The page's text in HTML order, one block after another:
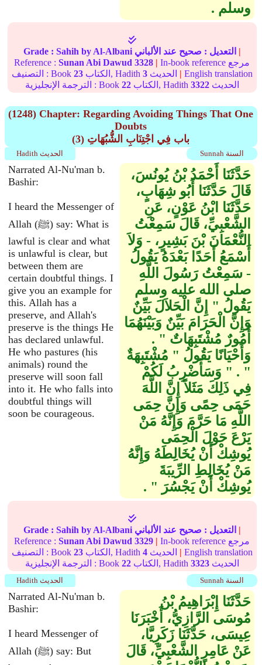
وسلم ‏.‏
Grade : Sahih by Al-Albani التعديل : صحيح عند الألباني
|
Reference :Sunan Abi Dawud 3328 | In-book reference مرجع
التصنيف : Book 23 الكتاب, Hadith 3 | English translation
الترجمة الإنجليزية : Book 22 الكتاب, Hadith 3322 الحديث
(1248) Chapter: Regarding Avoiding Things That One
Doubts
(3) باب فِي اجْتِنَابِ الشُّبُهَاتِ
Sunnah السنة Hadith الحديث
Narrated Al-Nu'man b.
Bashir:
I heard the Messenger of
Allah (ﷺ) say: What is
lawful is clear and what
is unlawful is clear, but
between them are
certain doubtful things. I
give you an example for
this. Allah has a
preserve, and Allah's
preserve is the things He
has declared unlawful.
He who pastures (his
animals) round the
preserve will soon fall
into it. He who falls into
doubtful things will
soon be courageous.
حَدَّثَنَا أَحْمَدُ بْنُ يُونُسَ،
قَالَ حَدَّثَنَا أَبُو شِهَابٍ،
حَدَّثَنَا ابْنُ عَوْنٍ، عَنِ
الشَّعْبِيِّ، قَالَ سَمِعْتُ
النُّعْمَانَ بْنَ بَشِيرٍ، - وَلاَ
أَسْمَعُ أَحَدًا بَعْدَهُ يَقُولُ
- سَمِعْتُ رَسُولَ اللَّهِ
صلى الله عليه وسلم
يَقُولُ ‏"‏ إِنَّ الْحَلاَلَ بَيِّنٌ
وَإِنَّ الْحَرَامَ بَيِّنٌ وَبَيْنَهُمَا
أُمُورٌ مُشْتَبِهَاتٌ ‏"‏ ‏.‏
وَأَحْيَانًا يَقُولُ ‏"‏ مُشْتَبِهَةٌ
‏"‏ ‏.‏ ‏"‏ وَسَأَضْرِبُ لَكُمْ
فِي ذَلِكَ مَثَلاً إِنَّ اللَّهَ
حَمَى حِمًى وَإِنَّ حِمَى
اللَّهِ مَا حَرَّمَ وَإِنَّهُ مَنْ
يَرْعَ حَوْلَ الْحِمَى
يُوشِكْ أَنْ يُخَالِطَهُ وَإِنَّهُ
مَنْ يُخَالِطِ الرِّيبَةَ
يُوشِكْ أَنْ يَجْسُرَ ‏"‏ ‏.‏
Grade : Sahih by Al-Albani التعديل : صحيح عند الألباني
|
Reference :Sunan Abi Dawud 3329 | In-book reference مرجع
التصنيف : Book 23 الكتاب, Hadith 4 | English translation
الترجمة الإنجليزية : Book 22 الكتاب, Hadith 3323 الحديث
Sunnah السنة Hadith الحديث
Narrated Al-Nu'man b.
Bashir:
I heard Messenger of
Allah (ﷺ) say: But
حَدَّثَنَا إِبْرَاهِيمُ بْنُ
مُوسَى الرَّازِيُّ، أَخْبَرَنَا
عِيسَى، حَدَّثَنَا زَكَرِيَّا،
عَنْ عَامِرٍ الشَّعْبِيِّ، قَالَ